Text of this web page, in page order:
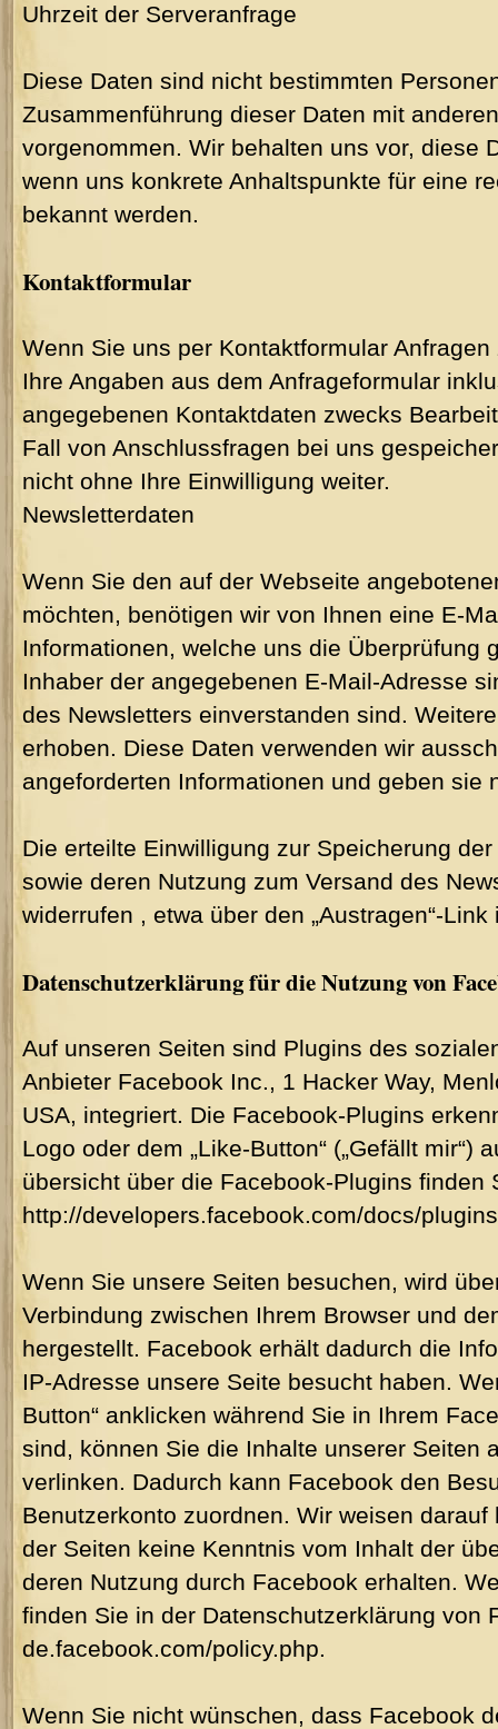
Uhrzeit der Serveranfrage
Diese Daten sind nicht bestimmten
Zusammenführung dieser Daten mit
vorgenommen. Wir behalten uns vor, diese
wenn uns konkrete Anhaltspunkte für eine
bekannt werden.
Kontaktformular
Wenn Sie uns per Kontaktformular
Ihre Angaben aus dem Anfrageformular
angegebenen Kontaktdaten zwecks
Fall von Anschlussfragen bei uns
nicht ohne Ihre Einwilligung weiter.
Newsletterdaten
Wenn Sie den auf der Webseite
möchten, benötigen wir von Ihnen eine E-
Informationen, welche uns die Überprüfung
Inhaber der angegebenen E-Mail-Adresse
des Newsletters einverstanden sind.
erhoben. Diese Daten verwenden wir
angeforderten Informationen und geben sie
Die erteilte Einwilligung zur Speicherung
sowie deren Nutzung zum Versand des
widerrufen , etwa über den „Austragen“-Link
Datenschutzerklärung für die Nutzung von
Auf unseren Seiten sind Plugins des
Anbieter Facebook Inc., 1 Hacker Way,
USA, integriert. Die Facebook-Plugins
Logo oder dem „Like-Button“ („Gefällt mir“)
übersicht über die Facebook-Plugins finden
http://developers.facebook.com/docs/
Wenn Sie unsere Seiten besuchen, wird
Verbindung zwischen Ihrem Browser und
hergestellt. Facebook erhält dadurch die
IP-Adresse unsere Seite besucht haben.
Button“ anklicken während Sie in Ihrem
sind, können Sie die Inhalte unserer Seiten
verlinken. Dadurch kann Facebook den
Benutzerkonto zuordnen. Wir weisen
der Seiten keine Kenntnis vom Inhalt der
deren Nutzung durch Facebook erhalten.
finden Sie in der Datenschutzerklärung von
de.facebook.com/policy.php.
Wenn Sie nicht wünschen, dass Facebook